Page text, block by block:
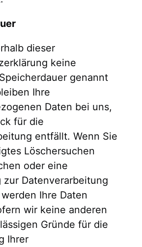
dieser
keine
genannt
Ihre
Daten bei uns,
für die
entfällt. Wenn Sie
Löschersuchen
oder eine
zur Datenverarbeitung
Ihre Daten
wir keine anderen
Gründe für die
Ihrer